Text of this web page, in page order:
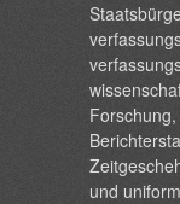
und